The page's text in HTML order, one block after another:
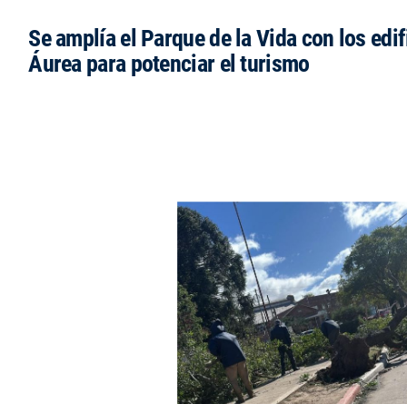
Se amplía el Parque de la Vida con los
Áurea para potenciar el turismo